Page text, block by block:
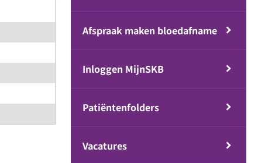
Afspraak maken bloedafname
Inloggen MijnSKB
Patiëntenfolders
Vacatures